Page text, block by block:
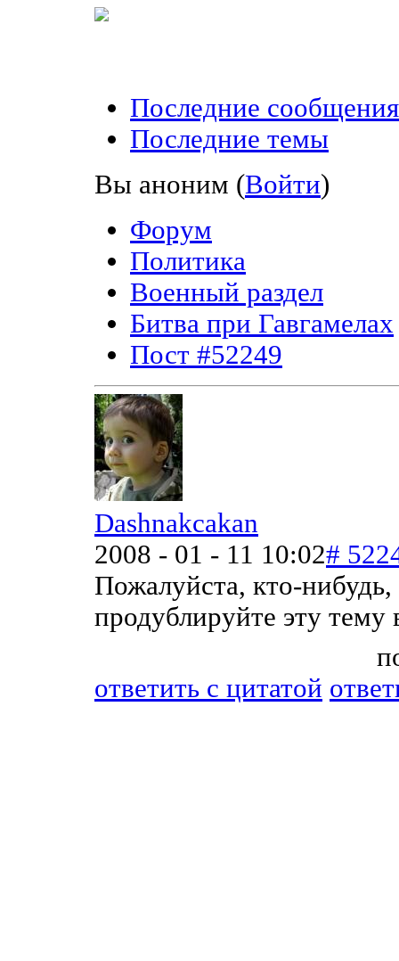
Последние сообщения
Последние темы
Вы аноним (Войти)
Форум
Политика
Военный раздел
Битва при Гавгамелах
Пост #52249
Dashnakcakan
2008 - 01 - 11 10:02#
Пожалуйста, кто-нибудь,
продублируйте эту тему
ответить c цитатой